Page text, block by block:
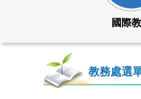
國際
教務處選